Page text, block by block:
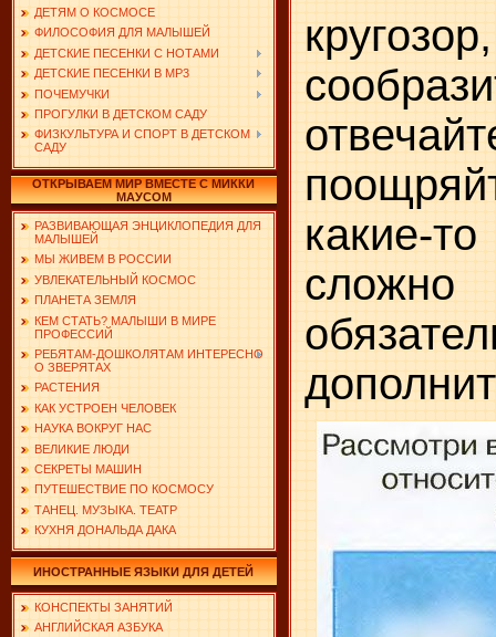
ДЕТЯМ О КОСМОСЕ
ФИЛОСОФИЯ ДЛЯ МАЛЫШЕЙ
ДЕТСКИЕ ПЕСЕНКИ С НОТАМИ
ДЕТСКИЕ ПЕСЕНКИ В MP3
ПОЧЕМУЧКИ
ПРОГУЛКИ В ДЕТСКОМ САДУ
ФИЗКУЛЬТУРА И СПОРТ В ДЕТСКОМ
САДУ
ОТКРЫВАЕМ МИР ВМЕСТЕ С МИККИ
МАУСОМ
РАЗВИВАЮЩАЯ ЭНЦИКЛОПЕДИЯ ДЛЯ
МАЛЫШЕЙ
МЫ ЖИВЕМ В РОССИИ
УВЛЕКАТЕЛЬНЫЙ КОСМОС
ПЛАНЕТА ЗЕМЛЯ
КЕМ СТАТЬ? МАЛЫШИ В МИРЕ
ПРОФЕССИЙ
РЕБЯТАМ-ДОШКОЛЯТАМ ИНТЕРЕСНО
О ЗВЕРЯТАХ
РАСТЕНИЯ
КАК УСТРОЕН ЧЕЛОВЕК
НАУКА ВОКРУГ НАС
ВЕЛИКИЕ ЛЮДИ
СЕКРЕТЫ МАШИН
ПУТЕШЕСТВИЕ ПО КОСМОСУ
ТАНЕЦ. МУЗЫКА. ТЕАТР
КУХНЯ ДОНАЛЬДА ДАКА
ИНОСТРАННЫЕ ЯЗЫКИ ДЛЯ ДЕТЕЙ
КОНСПЕКТЫ ЗАНЯТИЙ
АНГЛИЙСКАЯ АЗБУКА
какие-
сложно